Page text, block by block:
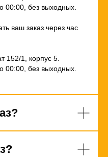
00:00, без выходных.
ваш заказ через час
152/1, корпус 5.
00:00, без выходных.